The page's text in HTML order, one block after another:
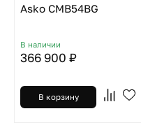
Asko CMB54BG
В наличии
366 900 ₽
В корзину